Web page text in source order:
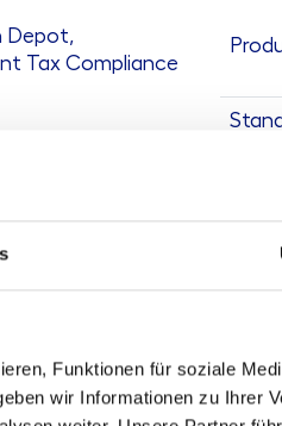
Funktionen für soziale
wir Informationen zu Ihrer
Depot,
Tax Compliance
Stand
Sie